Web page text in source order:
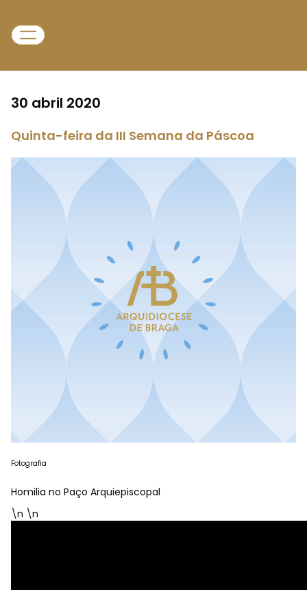
30 abril 2020
Quinta-feira da III Semana da Páscoa
Fotografia
Homilia no Paço Arquiepiscopal
\n \n